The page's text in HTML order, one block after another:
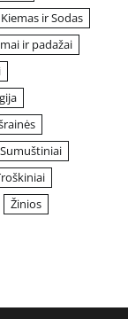
Kiemas ir Sodas
ir padažai
Sumuštiniai
Žinios